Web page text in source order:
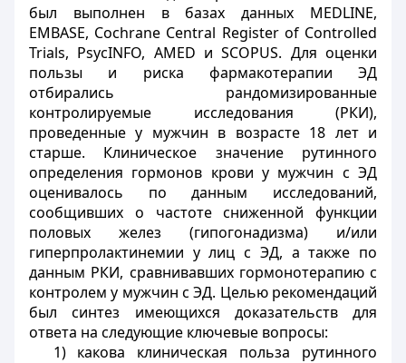
был выполнен в базах данных MEDLINE,
EMBASE, Cochrane Central Register of Controlled
Trials, PsycINFO, AMED и SCOPUS. Для оценки
пользы и риска фармакотерапии ЭД
отбирались рандомизированные
контролируемые исследования (РКИ),
проведенные у мужчин в возрасте 18 лет и
старше. Клиническое значение рутинного
определения гормонов крови у мужчин с ЭД
оценивалось по данным исследований,
сообщивших о частоте сниженной функции
половых желез (гипогонадизма) и/или
гиперпролактинемии у лиц с ЭД, а также по
данным РКИ, сравнивавших гормонотерапию с
контролем у мужчин с ЭД. Целью рекомендаций
был синтез имеющихся доказательств для
ответа на следующие ключевые вопросы:
1) какова клиническая польза рутинного